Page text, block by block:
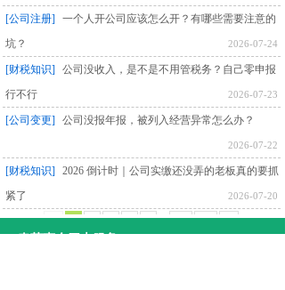
[公司注册]
一个人开公司应该怎么开？有哪些需要注意的
坑？
2026-07-24
[财税知识]
公司没收入，是不是不用管税务？自己零申报
行不行
2026-07-23
[公司变更] 公司没报年报，被列入经营异常怎么办？
2026-07-22
[财税知识]
2026 倒计时｜公司实缴还没弄的老板真的要抓
紧了
2026-07-20
< 1 2 3 4 5 ... 51 52 >
春芽惠企四大服务